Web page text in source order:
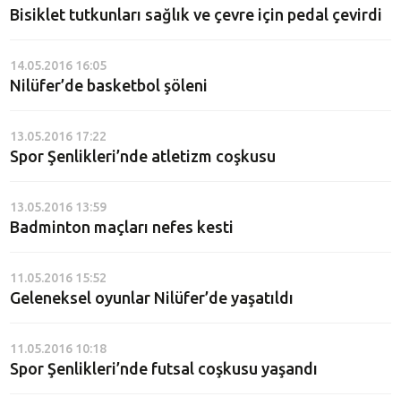
Bisiklet tutkunları sağlık ve çevre için pedal çevirdi
14.05.2016 16:05
Nilüfer’de basketbol şöleni
13.05.2016 17:22
Spor Şenlikleri’nde atletizm coşkusu
13.05.2016 13:59
Badminton maçları nefes kesti
11.05.2016 15:52
Geleneksel oyunlar Nilüfer’de yaşatıldı
11.05.2016 10:18
Spor Şenlikleri’nde futsal coşkusu yaşandı